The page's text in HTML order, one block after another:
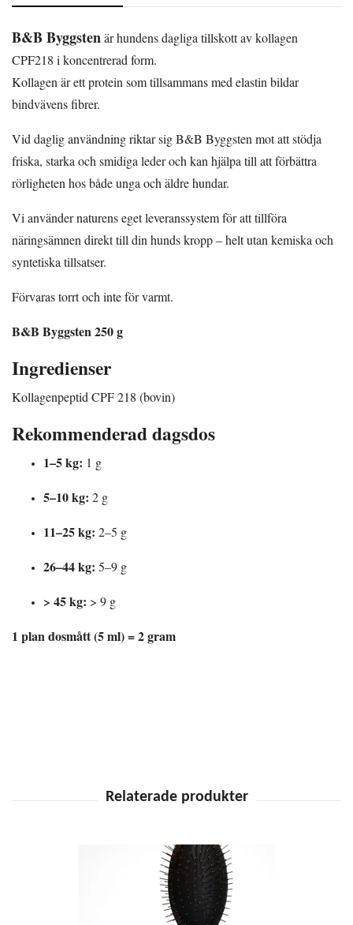
B&B Byggstenär hundens dagliga tillskott av kollagen
CPF218 i koncentrerad form.
Kollagen är ett protein som tillsammans med elastin bildar
bindvävens fibrer.
Vid daglig användning riktar sig B&B Byggsten mot att stödja
friska, starka och smidiga leder och kan hjälpa till att förbättra
rörligheten hos både unga och äldre hundar.
Vi använder naturens eget leveranssystem för att tillföra
näringsämnen direkt till din hunds kropp – helt utan kemiska och
syntetiska tillsatser.
Förvaras torrt och inte för varmt.
B&B Byggsten 250 g
Ingredienser
Kollagenpeptid CPF 218 (bovin)
Rekommenderad dagsdos
1–5 kg: 1 g
5–10 kg: 2 g
11–25 kg: 2–5 g
26–44 kg: 5–9 g
> 45 kg: > 9 g
1 plan dosmått (5 ml) = 2 gram